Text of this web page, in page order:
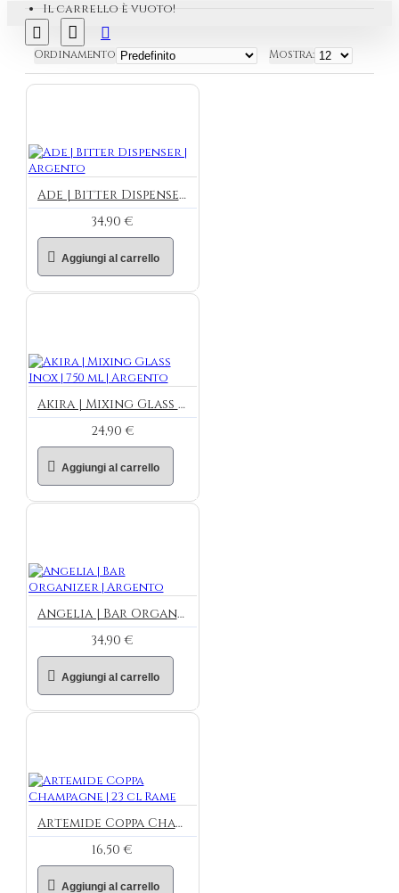
Il carrello è vuoto!
Ordinamento Mostra:
Ade | Bitter Dispenser | Argento
34,90 €
Aggiungi al carrello
Akira | Mixing Glass Inox | 750 ml | Argento
24,90 €
Aggiungi al carrello
Angelia | Bar Organizer | Argento
34,90 €
Aggiungi al carrello
Artemide Coppa Champagne | 23 cl Rame
16,50 €
Aggiungi al carrello